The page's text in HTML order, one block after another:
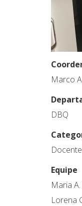
Marco
DBQ
Docente
Equipe
Maria
Lorena